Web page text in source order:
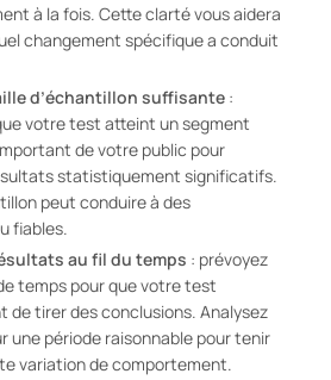
à la fois. Cette clarté vous aidera
changement spécifique a conduit
d’échantillon suffisante :
votre test atteint un segment
de votre public pour
statistiquement significatifs.
peut conduire à des
fiables.
au fil du temps : prévoyez
temps pour que votre test
de tirer des conclusions. Analysez
une période raisonnable pour tenir
variation de comportement.